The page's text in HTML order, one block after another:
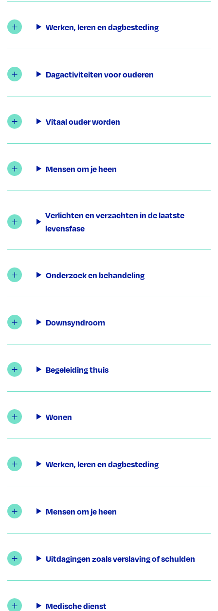
Werken, leren en dagbesteding
Dagactiviteiten voor ouderen
Vitaal ouder worden
Mensen om je heen
Verlichten en verzachten in de laatste
levensfase
Onderzoek en behandeling
Downsyndroom
Begeleiding thuis
Wonen
Werken, leren en dagbesteding
Mensen om je heen
Uitdagingen zoals verslaving of schulden
Medische dienst